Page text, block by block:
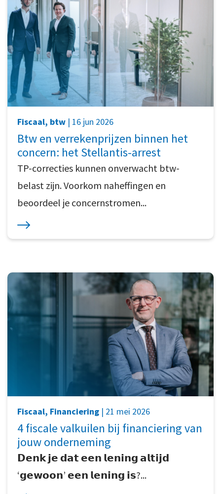
Fiscaal, btw | 16 jun 2026
Btw en verrekenprijzen binnen het
concern: het Stellantis-arrest
TP-correcties kunnen onverwacht btw-
belast zijn. Voorkom naheffingen en
beoordeel je concernstromen...
Fiscaal, Financiering | 21 mei 2026
4 fiscale valkuilen bij financiering van
jouw onderneming
𝗗𝗲𝗻𝗸 𝗷𝗲 𝗱𝗮𝘁 𝗲𝗲𝗻 𝗹𝗲𝗻𝗶𝗻𝗴 𝗮𝗹𝘁𝗶𝗷𝗱
‘𝗴𝗲𝘄𝗼𝗼𝗻’ 𝗲𝗲𝗻 𝗹𝗲𝗻𝗶𝗻𝗴 𝗶𝘀?...